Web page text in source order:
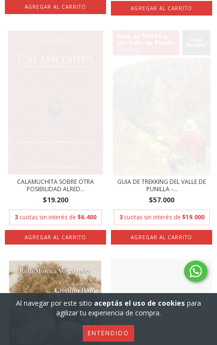
Al navegar por este sitio aceptás el uso de cookies para
agilizar tu experiencia de compra.
ENTENDIDO
CALAMUCHITA SOBRE OTRA
POSIBILIDAD ALRED...
$19.200
3 cuotas sin interés de $6.400
GUIA DE TREKKING DEL VALLE DE
PUNILLA -...
$57.000
3 cuotas sin interés de $19.000